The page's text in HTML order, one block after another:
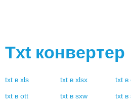
Txt конвертер
txt в xls txt в xlsx txt в
txt в ott txt в sxw txt в